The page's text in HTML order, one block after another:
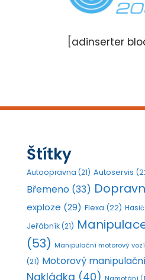
[adinserter
Štítky
Autoopravna (21) Autoservis
Břemeno (33)
exploze (29) Flexa (22) Hasiči
Jeřábník(21)
(53) Manipulační motorový
(21) Motorový